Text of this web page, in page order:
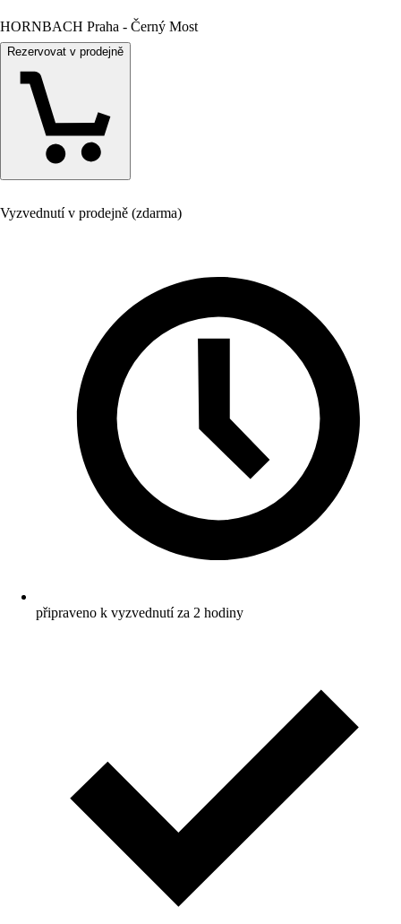
HORNBACH Praha - Černý Most
Rezervovat v prodejně
Vyzvednutí v prodejně (zdarma)
připraveno k vyzvednutí za 2 hodiny